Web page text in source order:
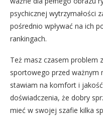
psychicznej wytrzymałości
pośrednio wpływać na ich
rankingach.
Też masz czasem problem
sportowego przed ważnym
stawiam na komfort i
doświadczenia, że dobry
mieć w swojej szafie kilka